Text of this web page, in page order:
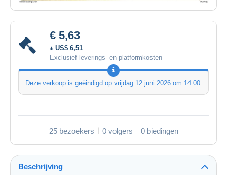
€ 5,63
± US$ 6,51
Exclusief leverings- en platformkosten
Deze verkoop is geëindigd op vrijdag 12 juni 2026 om 14:00.
25 bezoekers 0 volgers 0 biedingen
Beschrijving